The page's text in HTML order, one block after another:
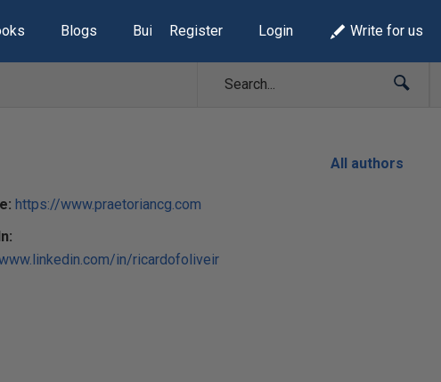
Blogs Build Lists
Register Login Write for us
https://www.praetoriancg.com
in/ricardofoliveir
All authors